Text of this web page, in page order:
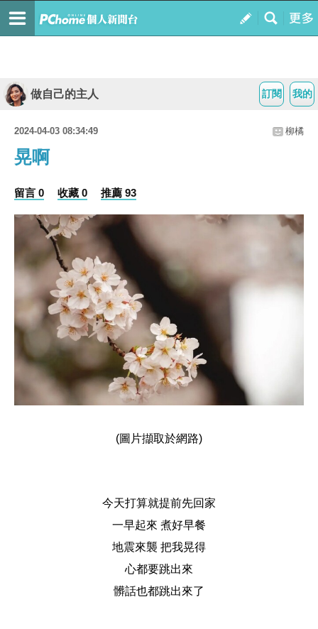
我的
訂閱
做自己的主人
2024-04-03 08:34:49 柳橘
晃啊
留言 0 收藏 0 推薦 93
(圖片擷取於網路)
今天打算就提前先回家
一早起來 煮好早餐
地震來襲 把我晃得
心都要跳出來
髒話也都跳出來了